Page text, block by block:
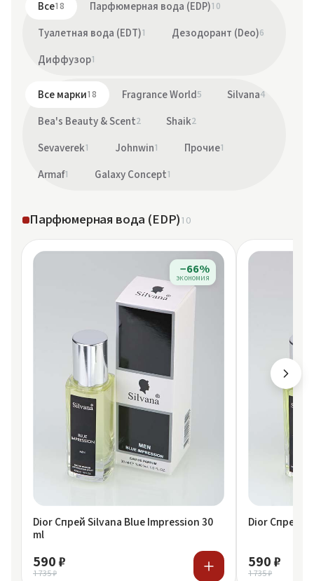
Все18 Парфюмерная вода (EDP)10
Туалетная вода (EDT)1 Дезодорант (Deo)6
Диффузор1
Все марки18 Fragrance World 5 Silvana4
Bea's Beauty & Scent2 Shaik2
Sevaverek1 Johnwin1 Прочие1
Armaf1 Galaxy Concept1
Парфюмерная вода (EDP)10
−66%
экономия
Dior Спрей Silvana Blue Impression 30
ml
590 ₽
1 735 ₽
Dior Спрей
590 ₽
1 735 ₽